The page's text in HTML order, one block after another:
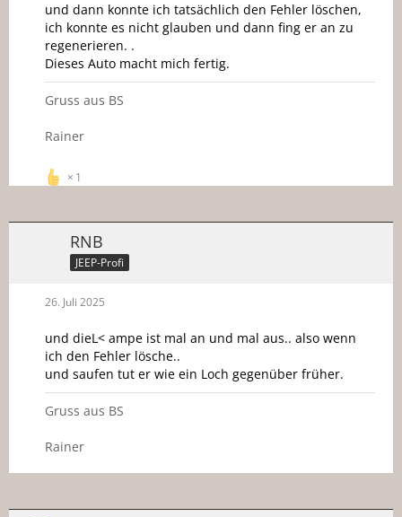
und dann konnte ich tatsächlich den Fehler löschen,
ich konnte es nicht glauben und dann fing er an zu
regenerieren. .
Dieses Auto macht mich fertig.
Gruss aus BS
Rainer
1
RNB
JEEP-Profi
26. Juli 2025
und dieL< ampe ist mal an und mal aus.. also wenn
ich den Fehler lösche..
und saufen tut er wie ein Loch gegenüber früher.
Gruss aus BS
Rainer